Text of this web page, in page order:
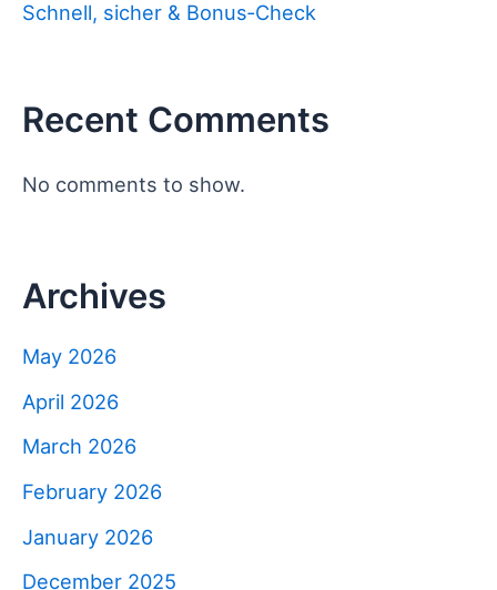
Schnell, sicher & Bonus‑Check
Recent Comments
No comments to show.
Archives
May 2026
April 2026
March 2026
February 2026
January 2026
December 2025